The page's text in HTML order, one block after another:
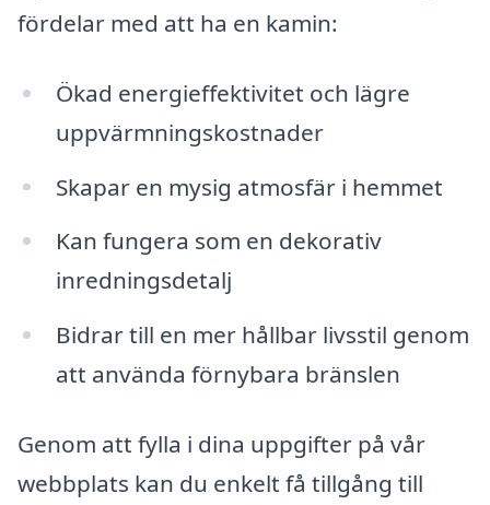
fördelar med att ha en kamin:
Ökad energieffektivitet och lägre
uppvärmningskostnader
Skapar en mysig atmosfär i hemmet
Kan fungera som en dekorativ
inredningsdetalj
Bidrar till en mer hållbar livsstil genom
att använda förnybara bränslen
Genom att fylla i dina uppgifter på vår
webbplats kan du enkelt få tillgång till